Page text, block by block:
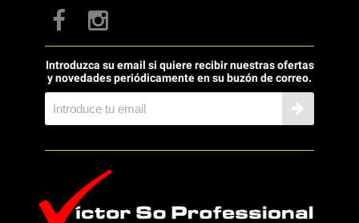
Introduzca su email si quiere recibir nuestras ofertas
y novedades periódicamente en su buzón de correo.